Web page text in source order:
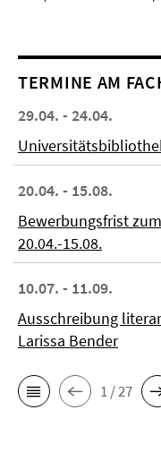
TERMINE AM
29.04. - 24.04.
20.04. - 15.08.
Bewerbungsfrist
20.04.-15.08.
10.07. - 11.09.
Ausschreibung
Larissa Bender
1 / 27